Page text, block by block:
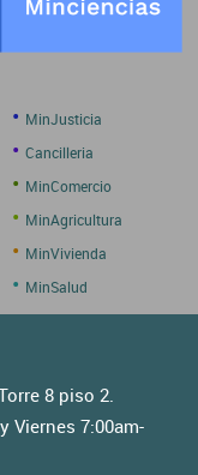
• MinJusticia
• Cancilleria
• MinComercio
• MinAgricultura
• MinVivienda
• MinSalud
8 piso 2.
Viernes 7:00am-